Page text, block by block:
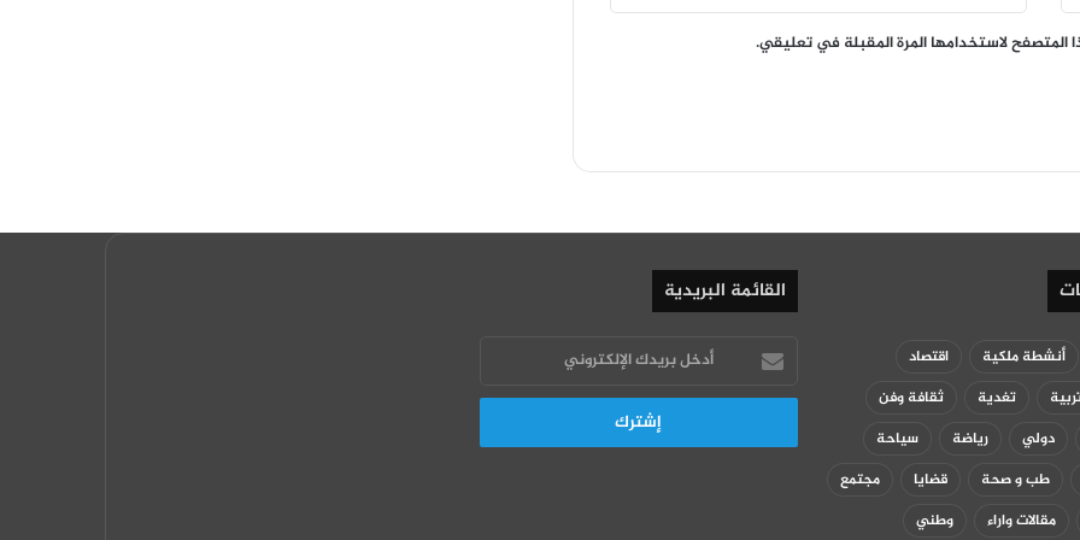
المتصفح لاستخدامها المرة المقبلة في تعليقي.
أنشطة ملكية
اقتصاد
تغدية
ثقافة وفن
دولي رياضة
سياحة
طب و صحة قضايا
مجتمع
مقالات واراء وطني
القائمة البريدية
أدخل
بريدك
الإلكتروني